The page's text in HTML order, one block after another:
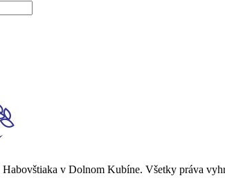
v Dolnom Kubíne. Všetky práva